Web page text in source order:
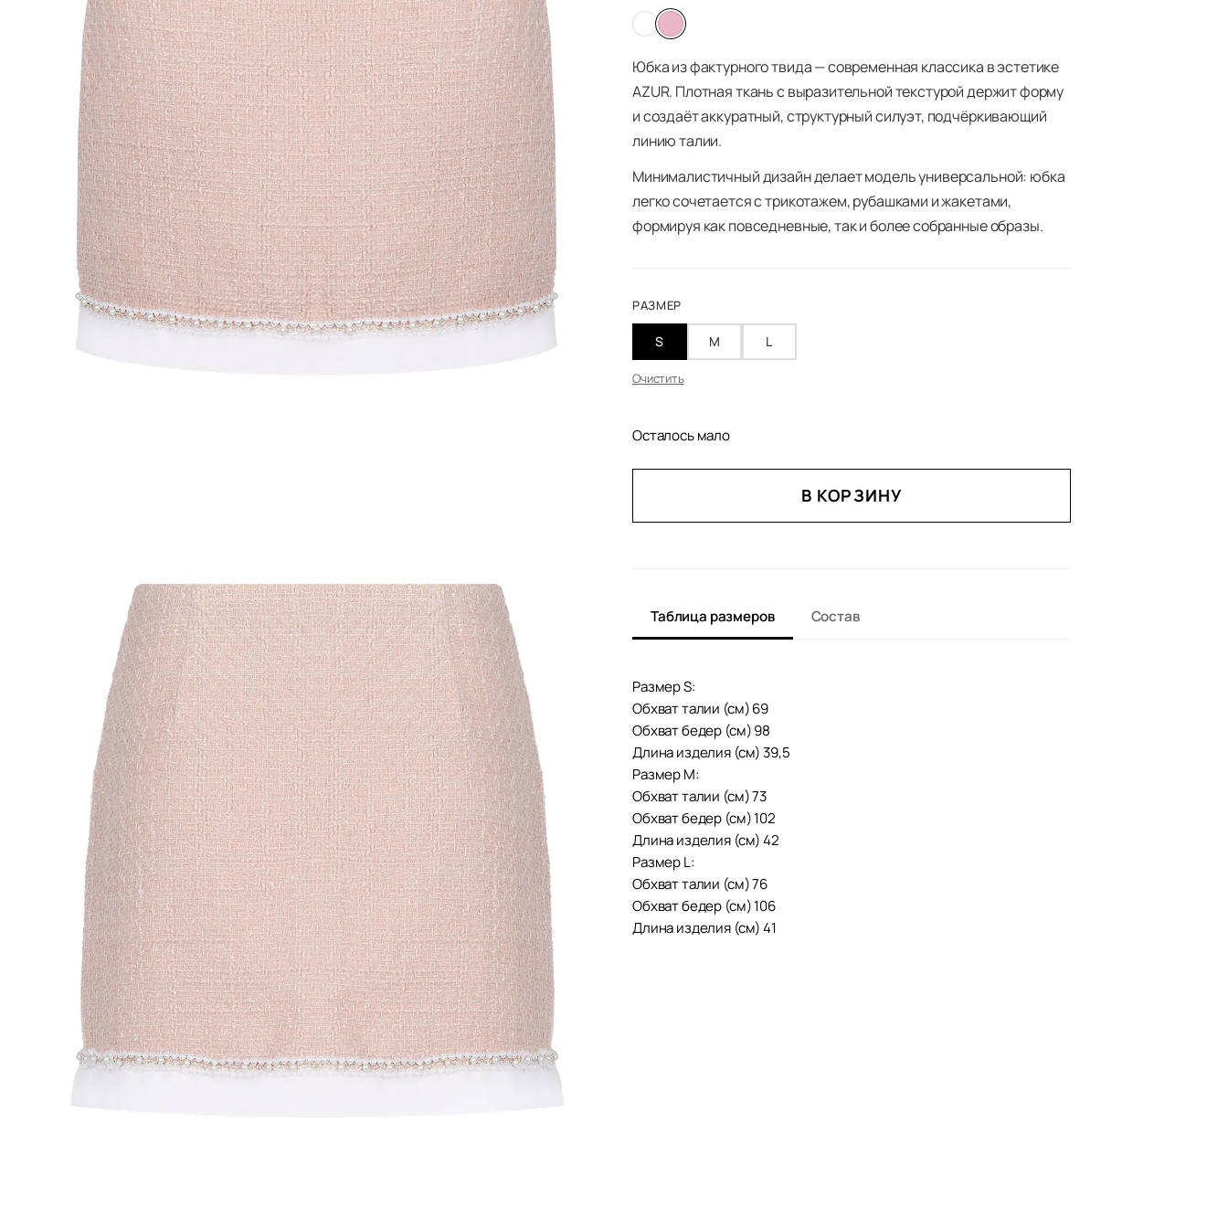
Юбка из фактурного твида — современная классика в эстетике
AZUR. Плотная ткань с выразительной текстурой держит форму
и создаёт аккуратный, структурный силуэт, подчёркивающий
линию талии.
Минималистичный дизайн делает модель универсальной: юбка
легко сочетается с трикотажем, рубашками и жакетами,
формируя как повседневные, так и более собранные образы.
РАЗМЕР
S M L
Очистить
Осталось мало
В КОРЗИНУ
Таблица размеров Состав
Размер S:
Обхват талии (см) 69
Обхват бедер (см) 98
Длина изделия (см) 39,5
Размер M:
Обхват талии (см) 73
Обхват бедер (см) 102
Длина изделия (см) 42
Размер L:
Обхват талии (см) 76
Обхват бедер (см) 106
Длина изделия (см) 41